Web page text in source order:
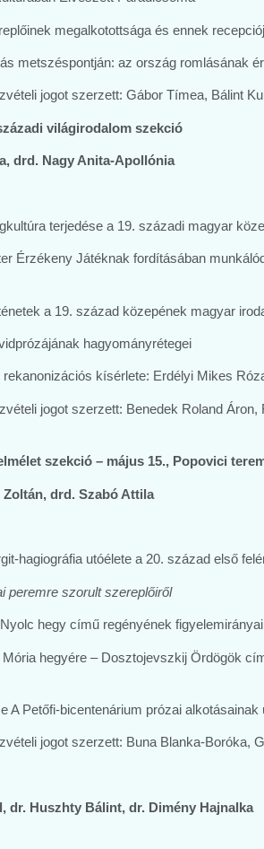
megalkotottsága és ennek
metszéspontján: az ország romlásának
jogot szerzett: Gábor Tímea, Bálint
világirodalom szekció
drd. Nagy Anita-Apollónia
terjedése a 19. századi magyar
Érzékeny Játéknak fordításában
a 19. század közepének magyar
hagyományrétegei
kísérlete: Erdélyi Mikes
jogot szerzett: Benedek Roland
szekció – május 15., Popovici
drd. Szabó Attila
hagiográfia utóélete a 20. század első
peremre szorult szereplőiről
hegy című regényének figyelemirányai
hegyére – Dosztojevszkij Ördögök
Petőfi-bicentenárium prózai alkotásainak
jogot szerzett: Buna Blanka-Boróka,
dr. Huszhty Bálint, dr. Dimény Hajnalka